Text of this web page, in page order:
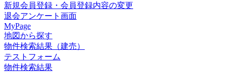
新規会員登録・会員登録内容の変更
退会アンケート画面
MyPage
地図から探す
物件検索結果（建売）
テストフォーム
物件検索結果